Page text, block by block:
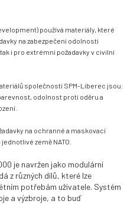
používá materiály, které
na zabezpečení odolnosti
i pro extrémní požadavky v civilní
společnosti SPM-Liberec jsou:
odolnost proti oděru a
na ochranné a maskovací
země NATO.
je navržen jako modulární
z různých dílů, které lze
potřebám uživatele. Systém
a výzbroje, a to buď